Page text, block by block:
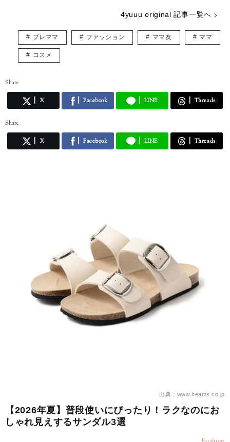
4yuuu original 記事一覧へ
プレママ ファッション ママ友 ママ
コスメ
Share
X Facebook LINE Threads
Share
X Facebook LINE Threads
出典：www.beams.co.jp
【2026年夏】普段使いにぴったり！ラクなのにお
しゃれ見えするサンダル3選